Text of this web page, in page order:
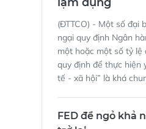
lạm dụng
(ĐTTCO) - Một số đại
ngại quy định Ngân
một hoặc một số tỷ lệ
quy định để thực hiện
tế - xã hội” là khá
FED để ngỏ khả